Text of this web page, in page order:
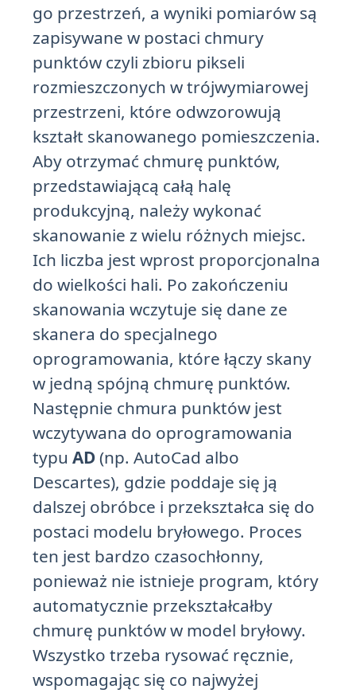
go przestrzeń, a wyniki pomiarów są
zapisywane w postaci chmury
punktów czyli zbioru pikseli
rozmieszczonych w trójwymiarowej
przestrzeni, które odwzorowują
kształt skanowanego pomieszczenia.
Aby otrzymać chmurę punktów,
przedstawiającą całą halę
produkcyjną, należy wykonać
skanowanie z wielu różnych miejsc.
Ich liczba jest wprost proporcjonalna
do wielkości hali. Po zakończeniu
skanowania wczytuje się dane ze
skanera do specjalnego
oprogramowania, które łączy skany
w jedną spójną chmurę punktów.
Następnie chmura punktów jest
wczytywana do oprogramowania
typu AD(np. AutoCad albo
Descartes), gdzie poddaje się ją
dalszej obróbce i przekształca się do
postaci modelu bryłowego. Proces
ten jest bardzo czasochłonny,
ponieważ nie istnieje program, który
automatycznie przekształcałby
chmurę punktów w model bryłowy.
Wszystko trzeba rysować ręcznie,
wspomagając się co najwyżej